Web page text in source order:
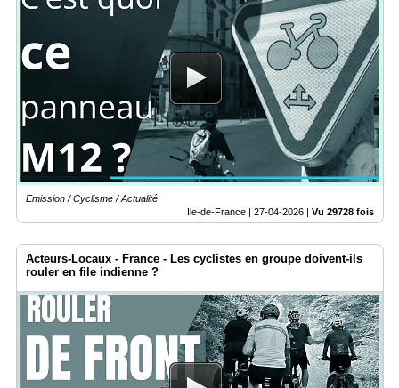
Emission / Cyclisme / Actualité
Ile-de-France | 27-04-2026 | Vu 29728 fois
Acteurs-Locaux - France - Les cyclistes en groupe doivent-ils
rouler en file indienne ?